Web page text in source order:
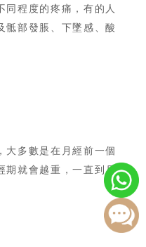
同程度的疼痛，有的人
骶部發脹、下墜感、酸
大多數是在月經前一個
期就會越重，一直到月